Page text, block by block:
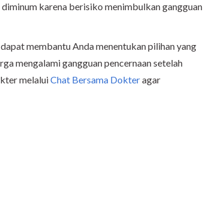
karena berisiko menimbulkan gangguan
membantu Anda menentukan pilihan yang
mengalami gangguan pencernaan setelah
melaluiChat Bersama Dokteragar